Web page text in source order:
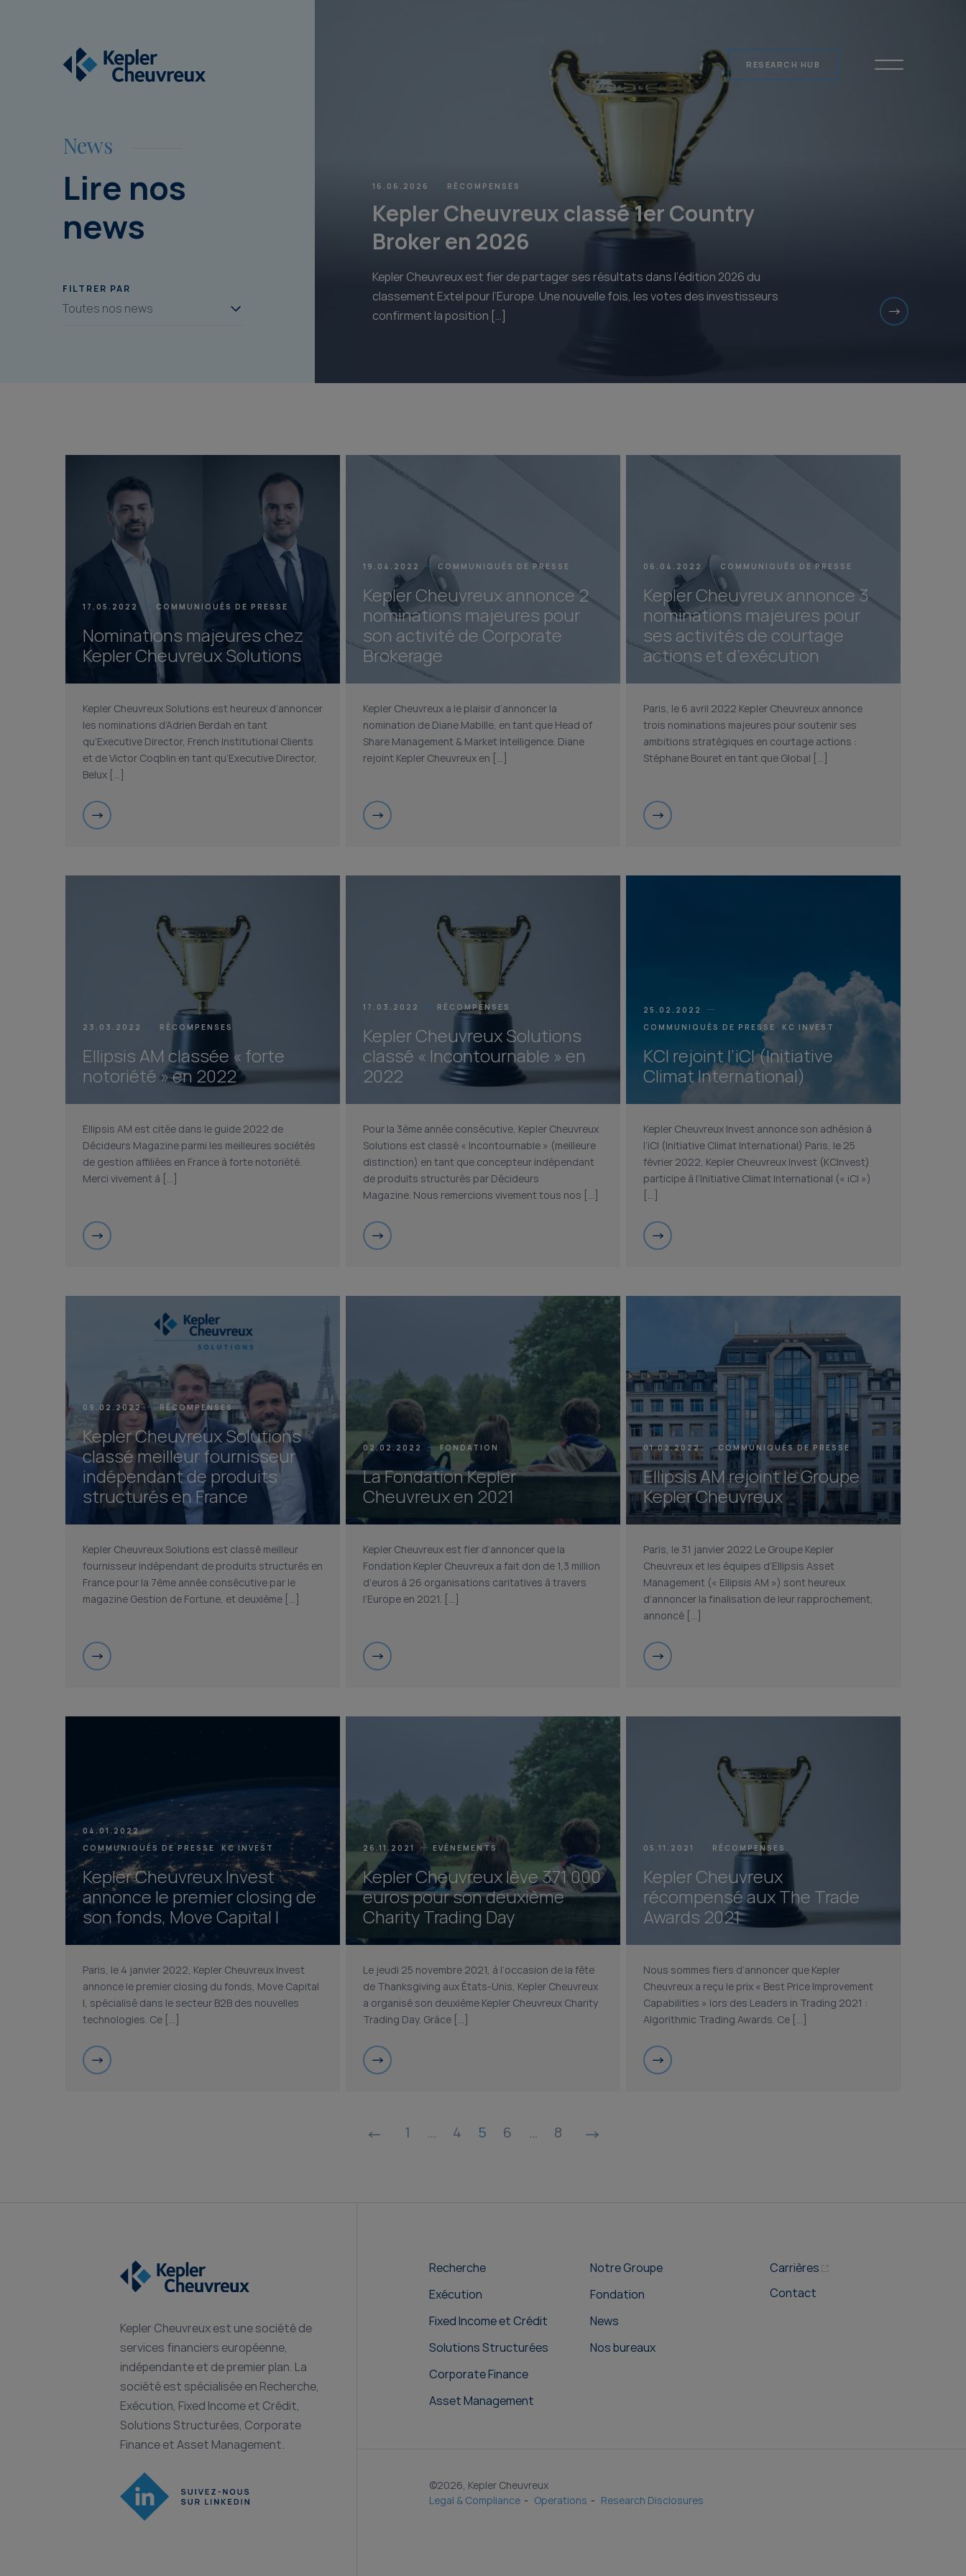
RESEARCH HUB
News
Lire nos
news
FILTRER PAR
16.06.2026 RÉCOMPENSES
Kepler Cheuvreux classé 1er Country
Broker en 2026
Kepler Cheuvreux est fier de partager ses résultats dans l’édition 2026 du
classement Extel pour l’Europe. Une nouvelle fois, les votes des investisseurs
confirment la position […]
17.05.2022 COMMUNIQUÉS DE PRESSE
Nominations majeures chez
Kepler Cheuvreux Solutions
Kepler Cheuvreux Solutions est heureux d’annoncer
les nominations d’Adrien Berdah en tant
qu’Executive Director, French Institutional Clients
et de Victor Coqblin en tant qu’Executive Director,
Belux […]
19.04.2022 COMMUNIQUÉS DE PRESSE
Kepler Cheuvreux annonce 2
nominations majeures pour
son activité de Corporate
Brokerage
Kepler Cheuvreux a le plaisir d’annoncer la
nomination de Diane Mabille, en tant que Head of
Share Management & Market Intelligence. Diane
rejoint Kepler Cheuvreux en […]
06.04.2022 COMMUNIQUÉS DE PRESSE
Kepler Cheuvreux annonce 3
nominations majeures pour
ses activités de courtage
actions et d’exécution
Paris, le 6 avril 2022 Kepler Cheuvreux annonce
trois nominations majeures pour soutenir ses
ambitions stratégiques en courtage actions :
Stéphane Bouret en tant que Global […]
23.03.2022 RÉCOMPENSES
Ellipsis AM classée « forte
notoriété » en 2022
Ellipsis AM est citée dans le guide 2022 de
Décideurs Magazine parmi les meilleures sociétés
de gestion affiliées en France à forte notoriété.
Merci vivement à […]
17.03.2022 RÉCOMPENSES
Kepler Cheuvreux Solutions
classé « Incontournable » en
2022
Pour la 3ème année consécutive, Kepler Cheuvreux
Solutions est classé « Incontournable » (meilleure
distinction) en tant que concepteur indépendant
de produits structurés par Décideurs
Magazine. Nous remercions vivement tous nos […]
25.02.2022
COMMUNIQUÉS DE PRESSE
KC INVEST
KCI rejoint l’iCI (Initiative
Climat International)
Kepler Cheuvreux Invest annonce son adhésion à
l’iCI (Initiative Climat International) Paris, le 25
février 2022, Kepler Cheuvreux Invest (KCInvest)
participe à l’Initiative Climat International (« iCI »)
[…]
09.02.2022 RÉCOMPENSES
Kepler Cheuvreux Solutions
classé meilleur fournisseur
indépendant de produits
structurés en France
Kepler Cheuvreux Solutions est classé meilleur
fournisseur indépendant de produits structurés en
France pour la 7ème année consécutive par le
magazine Gestion de Fortune, et deuxième […]
02.02.2022 FONDATION
La Fondation Kepler
Cheuvreux en 2021
Kepler Cheuvreux est fier d’annoncer que la
Fondation Kepler Cheuvreux a fait don de 1,3 million
d’euros à 26 organisations caritatives à travers
l’Europe en 2021. […]
01.02.2022 COMMUNIQUÉS DE PRESSE
Ellipsis AM rejoint le Groupe
Kepler Cheuvreux
Paris, le 31 janvier 2022 Le Groupe Kepler
Cheuvreux et les équipes d’Ellipsis Asset
Management (« Ellipsis AM ») sont heureux
d’annoncer la finalisation de leur rapprochement,
annoncé […]
04.01.2022
COMMUNIQUÉS DE PRESSE
KC INVEST
Kepler Cheuvreux Invest
annonce le premier closing de
son fonds, Move Capital I
Paris, le 4 janvier 2022, Kepler Cheuvreux Invest
annonce le premier closing du fonds, Move Capital
I, spécialisé dans le secteur B2B des nouvelles
technologies. Ce […]
26.11.2021 EVÉNEMENTS
Kepler Cheuvreux lève 371 000
euros pour son deuxième
Charity Trading Day
Le jeudi 25 novembre 2021, à l’occasion de la fête
de Thanksgiving aux États-Unis, Kepler Cheuvreux
a organisé son deuxième Kepler Cheuvreux Charity
Trading Day. Grâce […]
05.11.2021 RÉCOMPENSES
Kepler Cheuvreux
récompensé aux The Trade
Awards 2021
Nous sommes fiers d’annoncer que Kepler
Cheuvreux a reçu le prix « Best Price Improvement
Capabilities » lors des Leaders in Trading 2021 :
Algorithmic Trading Awards. Ce […]
1 … 4 5 6 … 8
Kepler Cheuvreux est une société de
services financiers européenne,
indépendante et de premier plan. La
société est spécialisée en Recherche,
Exécution, Fixed Income et Crédit,
Solutions Structurées, Corporate
Finance et Asset Management.
Recherche
Exécution
Fixed Income et Crédit
Solutions Structurées
Corporate Finance
Asset Management
Notre Groupe
Fondation
News
Nos bureaux
Carrières
Contact
©2026, Kepler Cheuvreux
Legal & Compliance
Operations Research Disclosures